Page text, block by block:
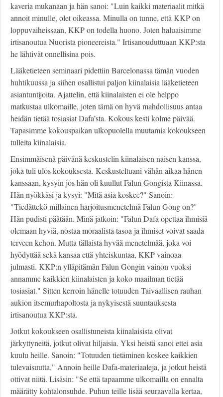
kaveria mukanaan ja hän sanoi: "Luin kaikki materiaalit mitkä
annoit minulle, olet oikeassa. Minulla on tunne, että KKP on
loppuvaiheissaan, KKP on todella huono. Joten haluaisimme
irtisanoutua Nuorista pioneereista." Irtisanouduttuaan KKP:sta
he lähtivät onnellisina pois.
Lääketieteen seminaari pidettiin Barcelonassa tämän vuoden
huhtikuussa ja siihen osallistui paljon kiinalaisia lääketieteen
asiantuntijoita. Ajattelin, että kiinalaisten ei ole helppo
matkustaa ulkomaille, joten tämä on hyvä mahdollisuus antaa
heidän tietää tosiasiat Dafa’sta. Kokous kesti kolme päivää.
Tapasimme kokouspaikan ulkopuolella muutamia kokoukseen
tulleita kiinalaisia.
Ensimmäisenä päivänä keskustelin kiinalaisen naisen kanssa,
joka tuli ulos kokouksesta. Keskusteltuani vähän aikaa hänen
kanssaan, kysyin jos hän oli kuullut Falun Gongista Kiinassa.
Hän nyökkäsi ja kysyi: "Mitä asia koskee?" Sanoin:
"Tiedättekö millainen harjoitusmenetelmä Falun Gong on?"
Hän pudisti päätään. Minä jatkoin: "Falun Dafa opettaa ihmisiä
olemaan hyviä, nostaa moraalista tasoa ja ihmiset voivat saada
terveen kehon. Mutta tällaista hyvää menetelmää, joka voi
hyödyttää sekä kansaa että yhteiskuntaa, KKP vainoaa
julmasti. KKP:n ylläpitämän Falun Gongin vainon vuoksi
annamme kaikkien kiinalaisten ja koko maailman tietää
tosiasiat." Sitten kerroin hänelle totuuden Taivaallisen rauhan
aukion itsemurhapoltosta ja nykyisestä suuntauksesta
irtisanoutua KKP:sta.
Jotkut kokoukseen osallistuneista kiinalaisista olivat
järkyttyneitä, jotkut olivat hiljaisia. Yksi heistä sanoi ettei asia
kuulu heille. Sanoin: "Totuuden tietäminen koskee kaikkien
tulevaisuutta." Annoin heille Dafa-materiaaleja, ja jotkut heistä
ottivat niitä. Lisäsin: "Se että tapaamme ulkomailla on ennalta
määrätty kohtalonsuhde. Puhun teille lisää seuraavalla kertaa,